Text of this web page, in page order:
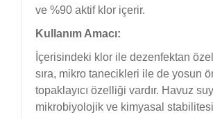
ve %90 aktif klor içerir.
Kullanım Amacı:
İçerisindeki klor ile dezenfektan
sıra, mikro tanecikleri ile de yosun
topaklayıcı özelliği vardır. Havuz
mikrobiyolojik ve kimyasal